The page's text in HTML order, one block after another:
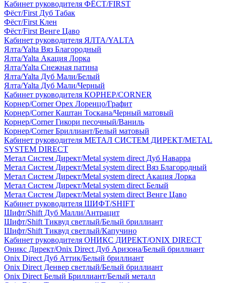
Кабинет руководителя ФЁСТ/FIRST
Фёст/First Дуб Табак
Фёст/First Клен
Фёст/First Венге Цаво
Кабинет руководителя ЯЛТА/YALTA
Ялта/Yalta Вяз Благородный
Ялта/Yalta Акация Лорка
Ялта/Yalta Снежная патина
Ялта/Yalta Дуб Мали/Белый
Ялта/Yalta Дуб Мали/Черный
Кабинет руководителя КОРНЕР/CORNER
Корнер/Corner Орех Лоренцо/Графит
Корнер/Corner Каштан Тоскана/Черный матовый
Корнер/Corner Гикори песочный/Ваниль
Корнер/Corner Бриллиант/Белый матовый
Кабинет руководителя МЕТАЛ СИСТЕМ ДИРЕКТ/METAL
SYSTEM DIRECT
Метал Систем Директ/Metal system direct Дуб Наварра
Метал Систем Директ/Metal system direct Вяз Благородный
Метал Систем Директ/Metal system direct Акация Лорка
Метал Систем Директ/Metal system direct Белый
Метал Систем Директ/Metal system direct Венге Цаво
Кабинет руководителя ШИФТ/SHIFT
Шифт/Shift Дуб Малли/Антрацит
Шифт/Shift Тиквуд светлый/Белый бриллиант
Шифт/Shift Тиквуд светлый/Капучино
Кабинет руководителя ОНИКС ДИРЕКТ/ONIX DIRECT
Оникс Директ/Onix Direct Дуб Аризона/Белый бриллиант
Onix Direct Дуб Аттик/Белый бриллиант
Onix Direct Денвер светлый/Белый бриллиант
Onix Direct Белый Бриллиант/Белый металл